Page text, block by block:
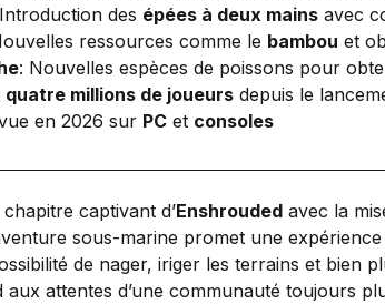
des épées à deux mains avec
ressources comme le bambou et
: Nouvelles espèces de poissons pour
quatre millions de joueurs depuis le
en 2026 sur PC et consoles
captivant d’Enshrouded avec la
sous-marine promet une expérience
de nager, iriger les terrains et bien
attentes d’une communauté toujours